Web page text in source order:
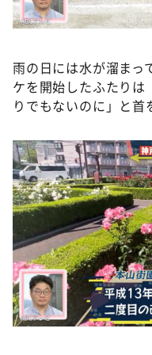
雨の日には水が溜まっ
ケを開始したふたりは
りでもないのに」と首